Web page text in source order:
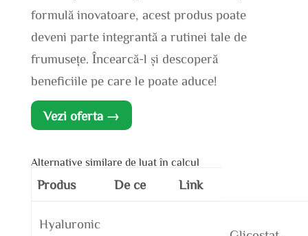
formulă inovatoare, acest produs poate
deveni parte integrantă a rutinei tale de
frumusețe. Încearcă-l și descoperă
beneficiile pe care le poate aduce!
Vezi oferta →
Alternative similare de luat în calcul
Produs De ce Link
Hyaluronic